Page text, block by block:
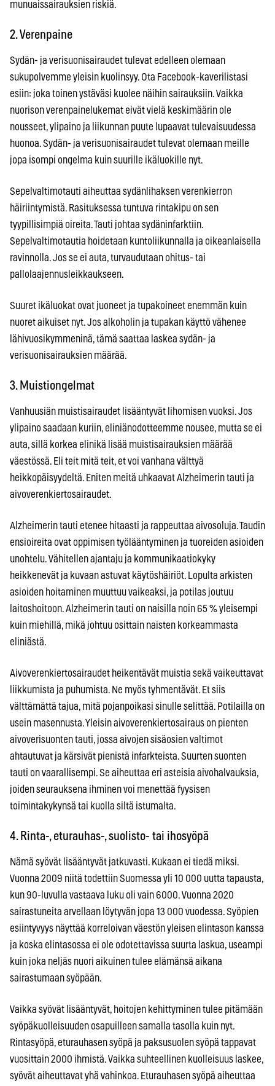
munuaissairauksien riskiä.
2. Verenpaine
Sydän- ja verisuonisairaudet tulevat edelleen olemaan
sukupolvemme yleisin kuolinsyy. Ota Facebook-kaverilistasi
esiin: joka toinen ystäväsi kuolee näihin sairauksiin. Vaikka
nuorison verenpainelukemat eivät vielä keskimäärin ole
nousseet, ylipaino ja liikunnan puute lupaavat tulevaisuudessa
huonoa. Sydän- ja verisuonisairaudet tulevat olemaan meille
jopa isompi ongelma kuin suurille ikäluokille nyt.
Sepelvaltimotauti aiheuttaa sydänlihaksen verenkierron
häiriintymistä. Rasituksessa tuntuva rintakipu on sen
tyypillisimpiä oireita. Tauti johtaa sydäninfarktiin.
Sepelvaltimotautia hoidetaan kuntoliikunnalla ja oikeanlaisella
ravinnolla. Jos se ei auta, turvaudutaan ohitus- tai
pallolaajennusleikkaukseen.
Suuret ikäluokat ovat juoneet ja tupakoineet enemmän kuin
nuoret aikuiset nyt. Jos alkoholin ja tupakan käyttö vähenee
lähivuosikymmeninä, tämä saattaa laskea sydän- ja
verisuonisairauksien määrää.
3. Muistiongelmat
Vanhuusiän muistisairaudet lisääntyvät lihomisen vuoksi. Jos
ylipaino saadaan kuriin, eliniänodotteemme nousee, mutta se ei
auta, sillä korkea elinikä lisää muistisairauksien määrää
väestössä. Eli teit mitä teit, et voi vanhana välttyä
heikkopäisyydeltä. Eniten meitä uhkaavat Alzheimerin tauti ja
aivoverenkiertosairaudet.
Alzheimerin tauti etenee hitaasti ja rappeuttaa aivosoluja. Taudin
ensioireita ovat oppimisen työlääntyminen ja tuoreiden asioiden
unohtelu. Vähitellen ajantaju ja kommunikaatiokyky
heikkenevät ja kuvaan astuvat käytöshäiriöt. Lopulta arkisten
asioiden hoitaminen muuttuu vaikeaksi, ja potilas joutuu
laitoshoitoon. Alzheimerin tauti on naisilla noin 65 % yleisempi
kuin miehillä, mikä johtuu osittain naisten korkeammasta
eliniästä.
Aivoverenkiertosairaudet heikentävät muistia sekä vaikeuttavat
liikkumista ja puhumista. Ne myös tyhmentävät. Et siis
välttämättä tajua, mitä pojanpoikasi sinulle selittää. Potilailla on
usein masennusta. Yleisin aivoverenkiertosairaus on pienten
aivoverisuonten tauti, jossa aivojen sisäosien valtimot
ahtautuvat ja kärsivät pienistä infarkteista. Suurten suonten
tauti on vaarallisempi. Se aiheuttaa eri asteisia aivohalvauksia,
joiden seurauksena ihminen voi menettää fyysisen
toimintakykynsä tai kuolla siltä istumalta.
4. Rinta-, eturauhas-, suolisto- tai ihosyöpä
Nämä syövät lisääntyvät jatkuvasti. Kukaan ei tiedä miksi.
Vuonna 2009 niitä todettiin Suomessa yli 10 000 uutta tapausta,
kun 90-luvulla vastaava luku oli vain 6000. Vuonna 2020
sairastuneita arvellaan löytyvän jopa 13 000 vuodessa. Syöpien
esiintyvyys näyttää korreloivan väestön yleisen elintason kanssa
ja koska elintasossa ei ole odotettavissa suurta laskua, useampi
kuin joka neljäs nuori aikuinen tulee elämänsä aikana
sairastumaan syöpään.
Vaikka syövät lisääntyvät, hoitojen kehittyminen tulee pitämään
syöpäkuolleisuuden osapuilleen samalla tasolla kuin nyt.
Rintasyöpä, eturauhasen syöpä ja paksusuolen syöpä tappavat
vuosittain 2000 ihmistä. Vaikka suhteellinen kuolleisuus laskee,
syövät aiheuttavat yhä vahinkoa. Eturauhasen syöpä aiheuttaa